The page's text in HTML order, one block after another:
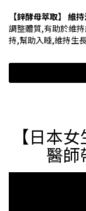
【鋅酵母萃取】 維
調整體質,有助於維
持,幫助入睡,維持生
【日本
醫師